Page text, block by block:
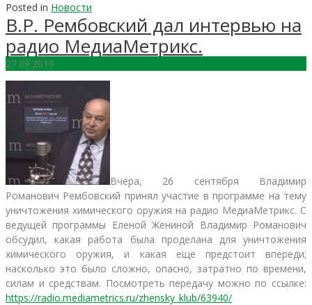
Posted in Новости
В.Р. Рембовский дал интервью на
радио МедиаМетрикс.
27.09.2019
Вчера, 26 сентября Владимир
Романович Рембовский принял участие в программе на тему
уничтожения химического оружия на радио МедиаМетрикс. С
ведущей программы Еленой Жениной Владимир Романович
обсудил, какая работа была проделана для уничтожения
химического оружия, и какая ещё предстоит впереди;
насколько это было сложно, опасно, затратно по времени,
силам и средствам. Посмотреть передачу можно по ссылке:
https://radio.mediametrics.ru/zhensky_klub/63940/